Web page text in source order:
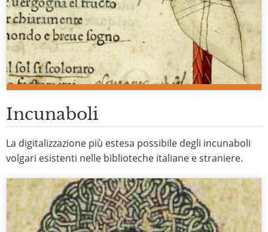
Incunaboli
La digitalizzazione più estesa possibile degli incunaboli
volgari esistenti nelle biblioteche italiane e straniere.